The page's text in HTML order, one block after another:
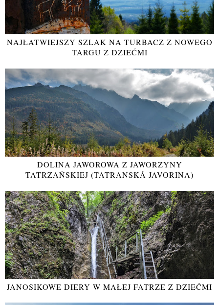
NAJŁATWIEJSZY SZLAK NA TURBACZ Z NOWEGO
TARGU Z DZIEĆMI
DOLINA JAWOROWA Z JAWORZYNY
TATRZAŃSKIEJ (TATRANSKÁ JAVORINA)
JANOSIKOWE DIERY W MAŁEJ FATRZE Z DZIEĆMI